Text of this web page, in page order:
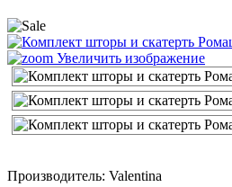
Увеличить изображение
Производитель: Valentina